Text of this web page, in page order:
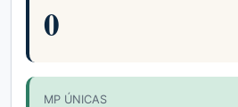
0
MP ÚNICAS